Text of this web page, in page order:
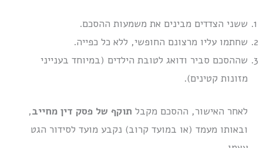
ששני הצדדים מבינים את משמעות ההסכם.
שחתמו עליו מרצונם החופשי, ללא כל כפייה.
שההסכם סביר ודואג לטובת הילדים (במיוחד בענייני
מזונות קטינים).
לאחר האישור, ההסכם מקבל תוקף של פסק דין מחייב,
ובאותו מעמד (או במועד קרוב) נקבע מועד לסידור הגט